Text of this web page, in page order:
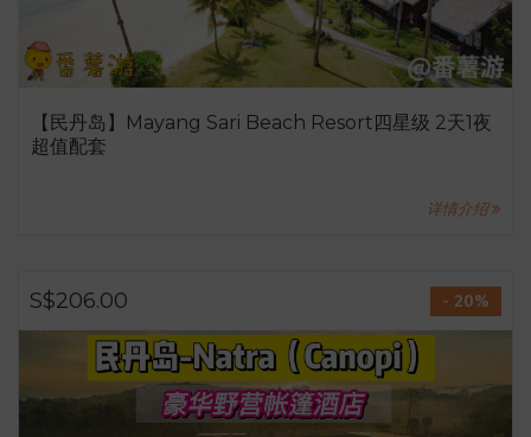
【民丹岛】Mayang Sari Beach Resort四星级 2天1夜
超值配套
详情介绍
S$206.00 - 20%